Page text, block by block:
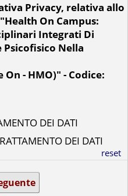
Privacy, relativa allo
On Campus:
Integrati Di
Psicofisico Nella
- HMO)" - Codice:
DEI DATI
DEI DATI
reset